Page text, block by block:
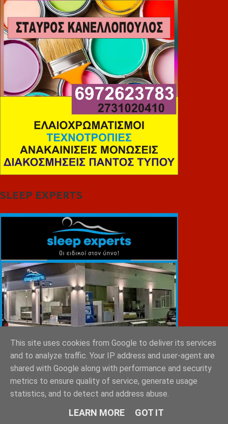
SLEEP EXPERTS
ΕΜΙΛΥ ΚΑΡΥΓΙΑΝΝΗ
This site uses cookies from Google to deliver its services
and to analyze traffic. Your IP address and user-agent are
shared with Google along with performance and security
metrics to ensure quality of service, generate usage
statistics, and to detect and address abuse.
LEARN MORE GOT IT